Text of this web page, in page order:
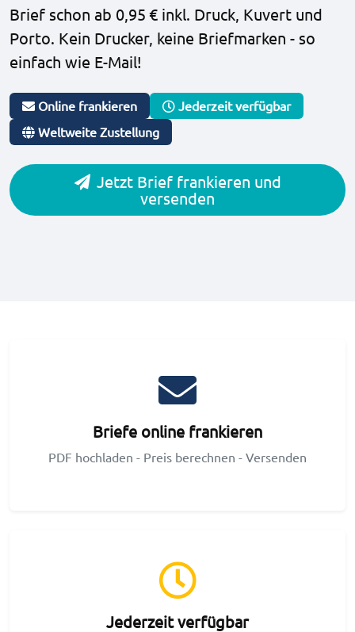
Brief schon ab 0,95 € inkl. Druck, Kuvert und
Porto. Kein Drucker, keine Briefmarken - so
einfach wie E-Mail!
Online frankieren
Jederzeit verfügbar
Weltweite Zustellung
Jetzt Brief frankieren und
versenden
Briefe online frankieren
PDF hochladen - Preis berechnen - Versenden
Jederzeit verfügbar